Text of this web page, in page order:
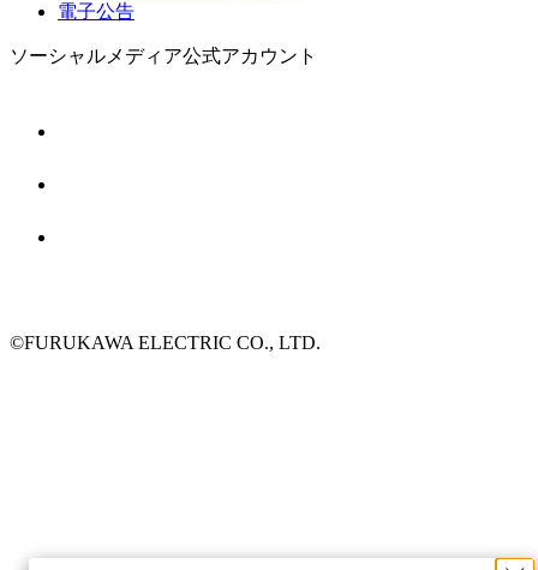
電子公告
ソーシャルメディア公式アカウント
©FURUKAWA ELECTRIC CO., LTD.